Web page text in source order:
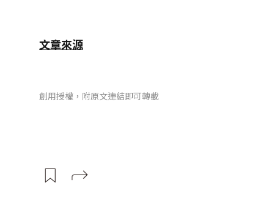
文章來源
創用授權，附原文連結即可轉載